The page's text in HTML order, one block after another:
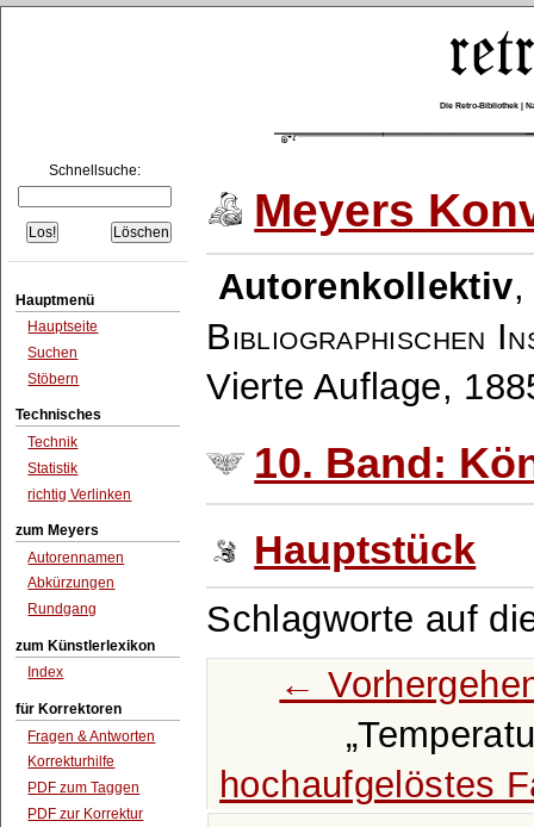
Die Retro-Bibliothek |
Schnellsuche:
Hauptmenü
Hauptseite
Suchen
Stöbern
Technisches
Technik
Statistik
richtig Verlinken
zum Meyers
Autorennamen
Abkürzungen
Rundgang
zum Künstlerlexikon
Index
für Korrektoren
Fragen & Antworten
Korrekturhilfe
PDF zum Taggen
PDF zur Korrektur
Meyers
Autorenkollektiv
Bibliographischen
Vierte Auflage,
10. Band:
Hauptstück
Schlagworte auf
←
hochaufgelöstes